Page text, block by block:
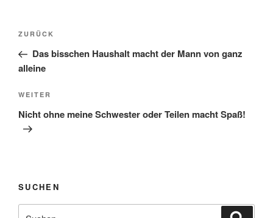
Beitragsnavigation
Vorheriger
Beitrag
ZURÜCK
Das bisschen Haushalt macht der Mann von ganz
alleine
Nächster
Beitrag
WEITER
Nicht ohne meine Schwester oder Teilen macht Spaß!
SUCHEN